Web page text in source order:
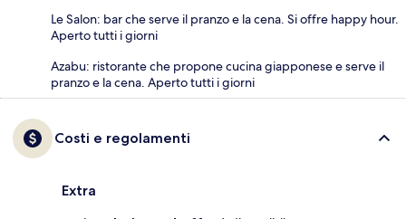
Le Salon: bar che serve il pranzo e la cena. Si offre happy hour.
Aperto tutti i giorni
Azabu: ristorante che propone cucina giapponese e serve il
pranzo e la cena. Aperto tutti i giorni
Costi e regolamenti
Extra